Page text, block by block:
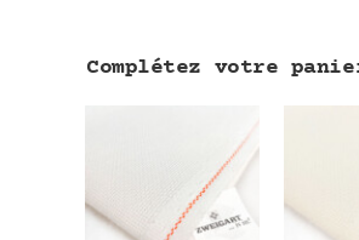
Complétez votre
A